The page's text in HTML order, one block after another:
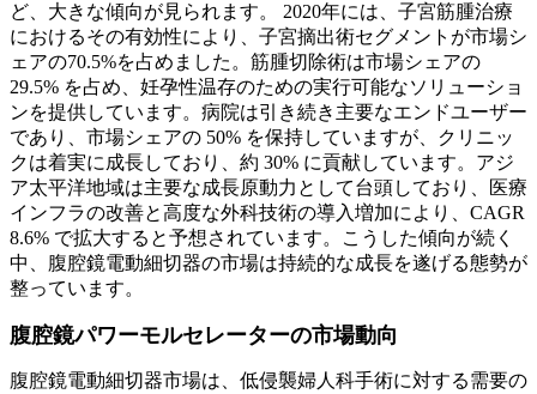
ど、大きな傾向が見られます。 2020年には、子宮筋腫治療
におけるその有効性により、子宮摘出術セグメントが市場シ
ェアの70.5%を占めました。筋腫切除術は市場シェアの
29.5% を占め、妊孕性温存のための実行可能なソリューショ
ンを提供しています。病院は引き続き主要なエンドユーザー
であり、市場シェアの 50% を保持していますが、クリニッ
クは着実に成長しており、約 30% に貢献しています。アジ
ア太平洋地域は主要な成長原動力として台頭しており、医療
インフラの改善と高度な外科技術の導入増加により、CAGR
8.6% で拡大すると予想されています。こうした傾向が続く
中、腹腔鏡電動細切器の市場は持続的な成長を遂げる態勢が
整っています。
腹腔鏡パワーモルセレーターの市場動向
腹腔鏡電動細切器市場は、低侵襲婦人科手術に対する需要の